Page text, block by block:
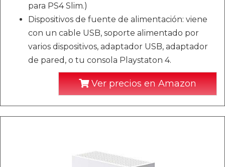
para PS4 Slim.)
Dispositivos de fuente de alimentación: viene
con un cable USB, soporte alimentado por
varios dispositivos, adaptador USB, adaptador
de pared, o tu consola Playstaton 4.
Ver precios en Amazon